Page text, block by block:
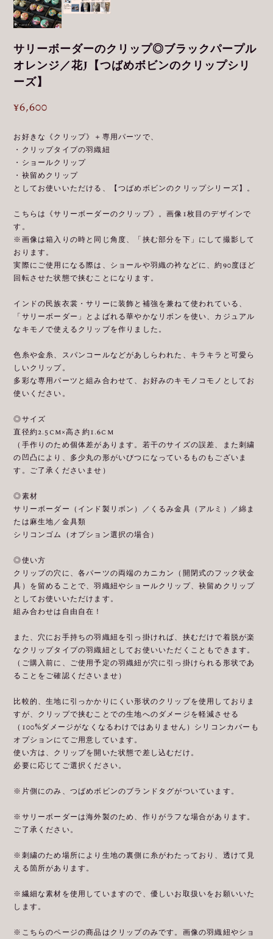
サリーボーダーのクリップ◎ブラックパープル
オレンジ／花J【つばめボビンのクリップシリ
ーズ】
¥6,600
お好きな《クリップ》＋専用パーツで、
・クリップタイプの羽織紐
・ショールクリップ
・袂留めクリップ
としてお使いいただける、【つばめボビンのクリップシリーズ】。
こちらは《サリーボーダーのクリップ》。画像1枚目のデザインで
す。
※画像は箱入りの時と同じ角度、「挟む部分を下」にして撮影して
おります。
実際にご使用になる際は、ショールや羽織の衿などに、約90度ほど
回転させた状態で挟むことになります。
インドの民族衣裳・サリーに装飾と補強を兼ねて使われている、
「サリーボーダー」とよばれる華やかなリボンを使い、カジュアル
なキモノで使えるクリップを作りました。
色糸や金糸、スパンコールなどがあしらわれた、キラキラと可愛ら
しいクリップ。
多彩な専用パーツと組み合わせて、お好みのキモノコモノとしてお
使いください。
◎サイズ
直径約2.5cm×高さ約1.6cm
（手作りのため個体差があります。若干のサイズの誤差、また刺繍
の凹凸により、多少丸の形がいびつになっているものもございま
す。ご了承くださいませ）
◎素材
サリーボーダー（インド製リボン）／くるみ金具（アルミ）／綿ま
たは麻生地／金具類
シリコンゴム（オプション選択の場合）
◎使い方
クリップの穴に、各パーツの両端のカニカン（開閉式のフック状金
具）を留めることで、羽織紐やショールクリップ、袂留めクリップ
としてお使いいただけます。
組み合わせは自由自在！
また、穴にお手持ちの羽織紐を引っ掛ければ、挟むだけで着脱が楽
なクリップタイプの羽織紐としてお使いいただくこともできます。
（ご購入前に、ご使用予定の羽織紐が穴に引っ掛けられる形状であ
ることをご確認くださいませ）
比較的、生地に引っかかりにくい形状のクリップを使用しておりま
すが、クリップで挟むことでの生地へのダメージを軽減させる
（100%ダメージがなくなるわけではありません）シリコンカバーも
オプションにてご用意しています。
使い方は、クリップを開いた状態で差し込むだけ。
必要に応じてご選択ください。
※片側にのみ、つばめボビンのブランドタグがついています。
※サリーボーダーは海外製のため、作りがラフな場合があります。
ご了承ください。
※刺繍のため場所により生地の裏側に糸がわたっており、透けて見
える箇所があります。
※繊細な素材を使用していますので、優しいお取扱いをお願いいた
します。
※こちらのページの商品はクリップのみです。画像の羽織紐やショ